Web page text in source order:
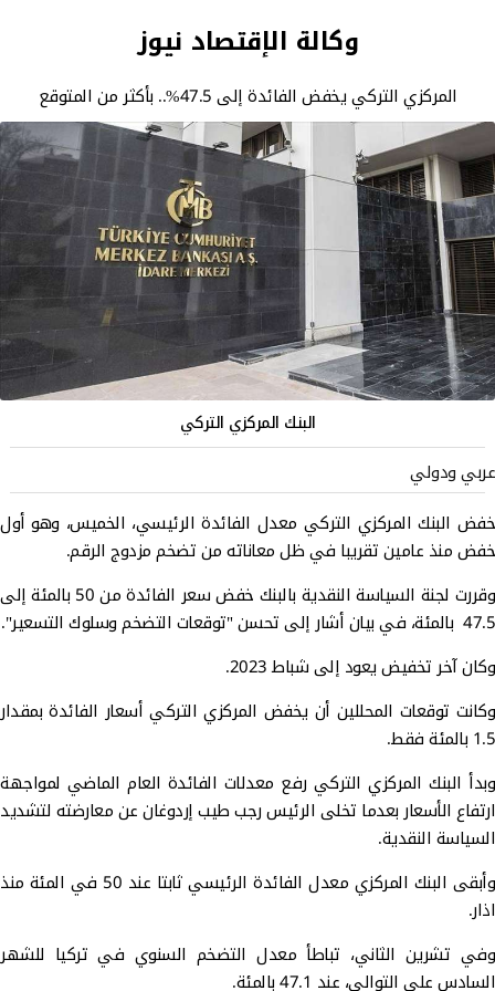
وكالة الإقتصاد نيوز
المركزي التركي يخفض الفائدة إلى 47.5%.. بأكثر من المتوقع
البنك المركزي التركي
عربي ودولي
خفض البنك المركزي التركي معدل الفائدة الرئيسي، الخميس، وهو أول
خفض منذ عامين تقريبا في ظل معاناته من تضخم مزدوج الرقم.
وقررت لجنة السياسة النقدية بالبنك خفض سعر الفائدة من 50 بالمئة إلى
47.5 بالمئة، في بيان أشار إلى تحسن "توقعات التضخم وسلوك التسعير".
وكان آخر تخفيض يعود إلى شباط 2023.
وكانت توقعات المحللين أن يخفض المركزي التركي أسعار الفائدة بمقدار
1.5 بالمئة فقط.
وبدأ البنك المركزي التركي رفع معدلات الفائدة العام الماضي لمواجهة
ارتفاع الأسعار بعدما تخلى الرئيس رجب طيب إردوغان عن معارضته لتشديد
السياسة النقدية.
وأبقى البنك المركزي معدل الفائدة الرئيسي ثابتا عند 50 في المئة منذ
اذار.
وفي تشرين الثاني، تباطأ معدل التضخم السنوي في تركيا للشهر
السادس على التوالي، عند 47.1 بالمئة.